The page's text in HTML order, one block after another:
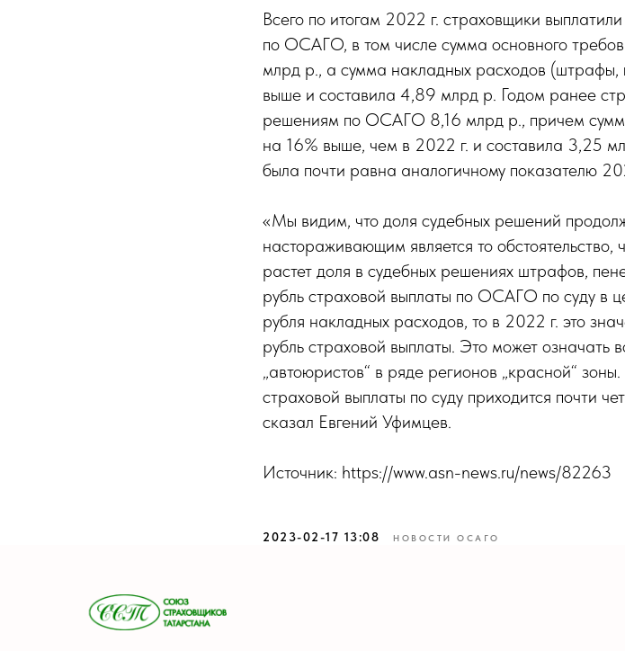
Всего по итогам 2022 г. страховщики
по ОСАГО, в том числе сумма основного
млрд р., а сумма накладных расходов (штрафы,
выше и составила 4,89 млрд р. Годом ранее
решениям по ОСАГО 8,16 млрд р., причем
на 16% выше, чем в 2022 г. и составила 3,25
была почти равна аналогичному показателю
«Мы видим, что доля судебных решений
настораживающим является то
растет доля в судебных решениях штрафов,
рубль страховой выплаты по ОСАГО по суду в
рубля накладных расходов, то в 2022 г. это
рубль страховой выплаты. Это может означать
„автоюристов“ в ряде регионов „красной“
страховой выплаты по суду приходится почти
сказал Евгений Уфимцев.
Источник: https://www.asn-news.ru/news/82263
2023-02-17 13:08 НОВОСТИ ОСАГО